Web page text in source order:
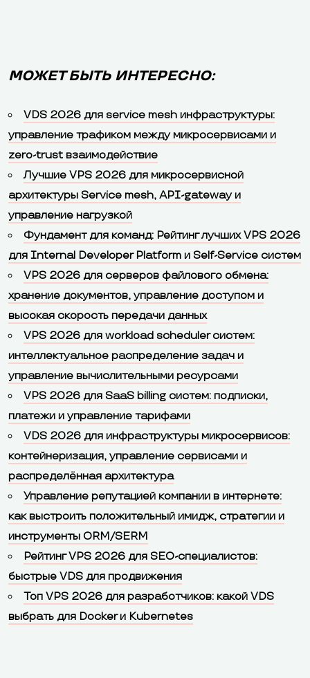
МОЖЕТ БЫТЬ ИНТЕРЕСНО:
VDS 2026 для service mesh инфраструктуры:
управление трафиком между микросервисами и
zero-trust взаимодействие
Лучшие VPS 2026 для микросервисной
архитектуры Service mesh, API-gateway и
управление нагрузкой
Фундамент для команд: Рейтинг лучших VPS 2026
для Internal Developer Platform и Self-Service систем
VPS 2026 для серверов файлового обмена:
хранение документов, управление доступом и
высокая скорость передачи данных
VPS 2026 для workload scheduler систем:
интеллектуальное распределение задач и
управление вычислительными ресурсами
VPS 2026 для SaaS billing систем: подписки,
платежи и управление тарифами
VDS 2026 для инфраструктуры микросервисов:
контейнеризация, управление сервисами и
распределённая архитектура
Управление репутацией компании в интернете:
как выстроить положительный имидж, стратегии и
инструменты ORM/SERM
Рейтинг VPS 2026 для SEO-специалистов:
быстрые VDS для продвижения
Топ VPS 2026 для разработчиков: какой VDS
выбрать для Docker и Kubernetes